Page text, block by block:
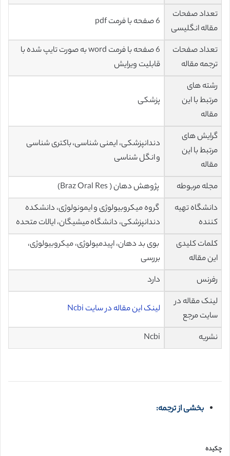
تعداد صفحات
مقاله انگلیسی
6 صفحه با فرمت pdf
تعداد صفحات
ترجمه مقاله
6 صفحه با فرمت word به صورت تایپ شده با
قابلیت ویرایش
رشته های
مرتبط با این
مقاله
پزشکی
گرایش های
مرتبط با این
مقاله
دندانپزشکی، ایمنی شناسی، باكتری شناسی
و انگل شناسی
مجله مربوطه
پژوهش دهان ( Braz Oral Res)
دانشگاه تهیه
کننده
گروه میکروبیولوژی و ایمونولوژی، دانشکده
دندانپزشکی، دانشگاه میشیگان، ایالات متحده
کلمات کلیدی
این مقاله
بوی بد دهان، اپیدمیولوژی، میکروبیولوژی،
بررسی
رفرنس
دارد
لینک مقاله در
سایت مرجع
لینک این مقاله در سایت Ncbi
نشریه Ncbi
بخشی از ترجمه:
چکیده